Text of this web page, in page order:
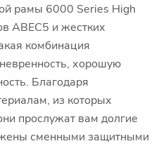
рамы 6000 Series High
ABEC5 и жестких
комбинация
хорошую
Благодаря
из которых
прослужат вам долгие
сменными защитными